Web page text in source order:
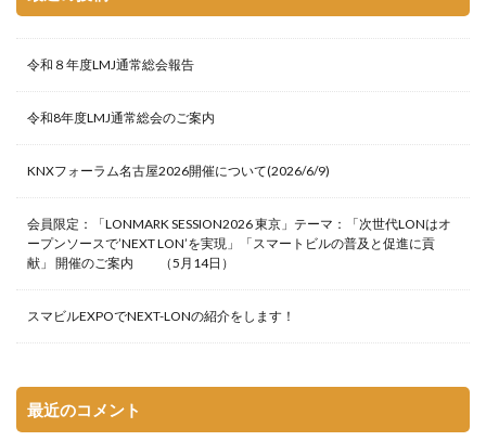
令和８年度LMJ通常総会報告
令和8年度LMJ通常総会のご案内
KNXフォーラム名古屋2026開催について(2026/6/9)
会員限定：「LONMARK SESSION2026 東京」テーマ：「次世代LONはオ
ープンソースで’NEXT LON’を実現」「スマートビルの普及と促進に貢
献」 開催のご案内 （5月14日）
スマビルEXPOでNEXT-LONの紹介をします！
最近のコメント